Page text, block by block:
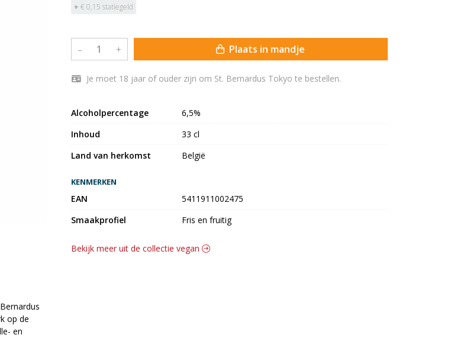
op de
en
+ € 0,15 statiegeld
– + Plaats in mandje
Je moet 18 jaar of ouder zijn om St. Bernardus Tokyo te bestellen.
Alcoholpercentage
6,5%
Inhoud
33 cl
Land van herkomst
België
KENMERKEN
EAN
5411911002475
Smaakprofiel
Fris en fruitig
Bekijk meer uit de collectie vegan